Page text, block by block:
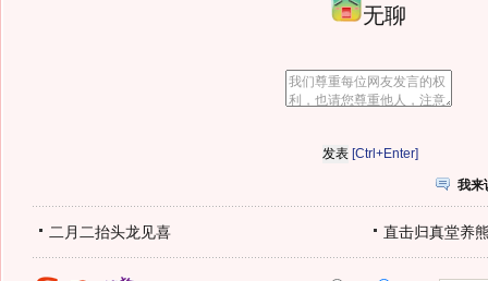
无聊
[Ctrl+Enter]
我来
二月二抬头龙见喜 直击归真堂养